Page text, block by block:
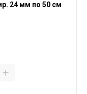
24 мм по 50 см